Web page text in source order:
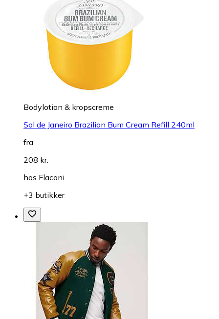
Bodylotion & kropscreme
Sol de Janeiro Brazilian Bum Cream Refill 240ml
fra
208 kr.
hos Flaconi
+3 butikker